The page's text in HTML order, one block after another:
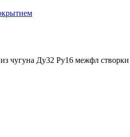
чугуна Ду32 Ру16 межфл